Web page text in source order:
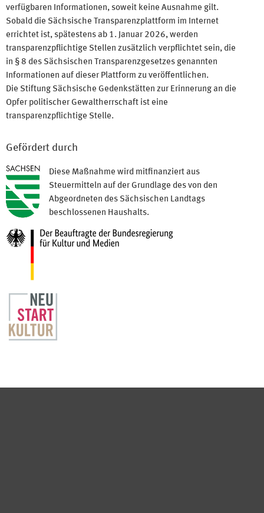
verfügbaren Informationen, soweit keine Ausnahme gilt.
Sobald die Sächsische Transparenzplattform im Internet
errichtet ist, spätestens ab 1. Januar 2026, werden
transparenzpflichtige Stellen zusätzlich verpflichtet sein, die
in § 8 des Sächsischen Transparenzgesetzes genannten
Informationen auf dieser Plattform zu veröffentlichen.
Die Stiftung Sächsische Gedenkstätten zur Erinnerung an die
Opfer politischer Gewaltherrschaft ist eine
transparenzpflichtige Stelle.
Gefördert durch
Diese Maßnahme wird mitfinanziert aus
Steuermitteln auf der Grundlage des von den
Abgeordneten des Sächsischen Landtags
beschlossenen Haushalts.